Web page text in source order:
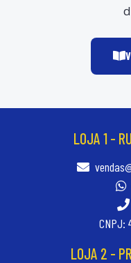
LOJA 1 -
CNPJ:
LOJA 2 -